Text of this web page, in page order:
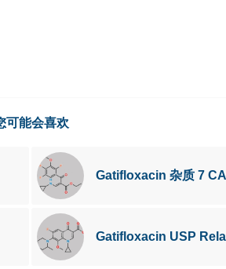
可能会喜欢
Gatifloxacin 杂质 7
Gatifloxacin USP